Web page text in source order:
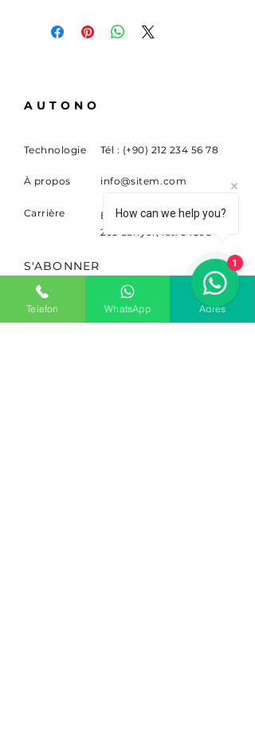
AUTONO
Technologie Tél : (+90) 212 234 56 78
À propos info@sitem.com
Carrière
Buyukdere Cad. Non.
263 Sariyer, Ist. 34398
S'ABONNER
Inscrivez-vous pour recevoir
des nouvelles et des mises à
Telefon WhatsApp Adres
How can we help you?
1